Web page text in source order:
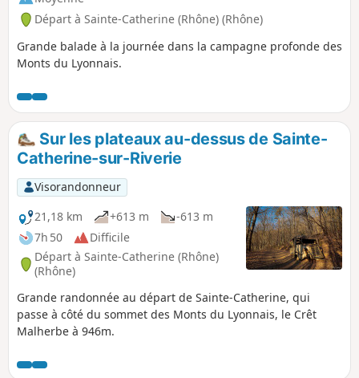
Départ à Sainte-Catherine (Rhône) (Rhône)
Grande balade à la journée dans la campagne profonde des
Monts du Lyonnais.
Sur les plateaux au-dessus de Sainte-
Catherine-sur-Riverie
Visorandonneur
21,18 km
+613 m
-613 m
7h 50
Difficile
Départ à Sainte-Catherine (Rhône)
(Rhône)
Grande randonnée au départ de Sainte-Catherine, qui
passe à côté du sommet des Monts du Lyonnais, le Crêt
Malherbe à 946m.